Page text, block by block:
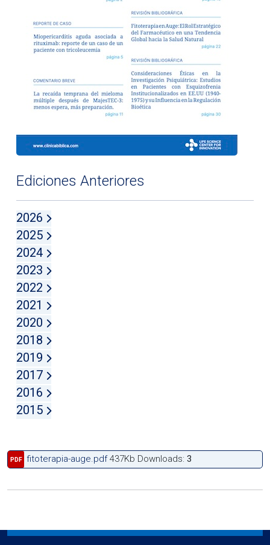
Ediciones Anteriores
2026
2025
2024
2023
2022
2021
2020
2018
2019
2017
2016
2015
PDF fitoterapia-auge.pdf 437Kb Downloads:3